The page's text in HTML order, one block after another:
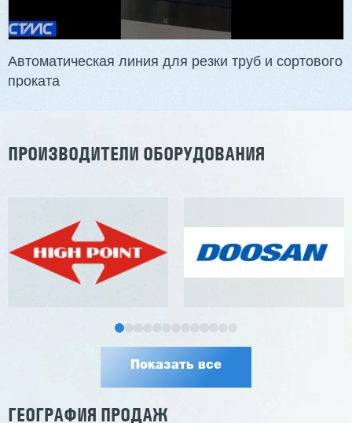
Автоматическая линия для резки труб и сортового
проката
ПРОИЗВОДИТЕЛИ ОБОРУДОВАНИЯ
Показать все
ГЕОГРАФИЯ ПРОДАЖ